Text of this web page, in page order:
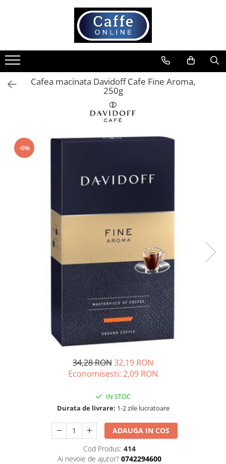
Cafea
Cafea Boabe
Capsule Cafea
Espressoare
Aparate Automate
Complementare
Cesti si farfurii
Pahare de cafea
Cafea macinata Davidoff Cafe Fine Aroma,
250g
-6%
34,28 RON32,19 RON
Economisesti: 2,09 RON
IN STOC
Durata de livrare: 1-2 zile lucratoare
ADAUGA IN COS
Cod Produs: 414
Ai nevoie de ajutor? 0742294600